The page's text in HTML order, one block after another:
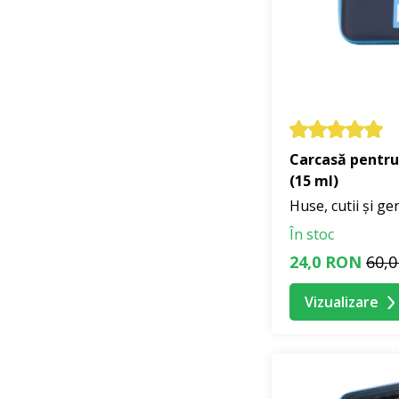
3. Cutiile
4. Cutiile pot fi
Da, toate cutiile
Utilizare
și conținutul este
Carcasă
(15 ml)
Huse, cutii și
În stoc
24,0 RON
Vizualizare